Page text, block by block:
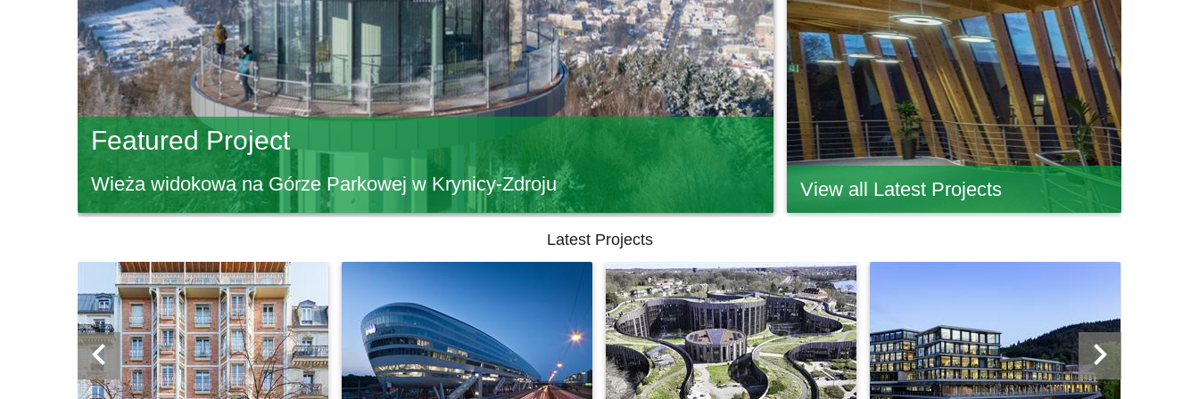
Featured Project
Wieża widokowa na Górze Parkowej w Krynicy-Zdroju View all Latest Projects
Latest Projects

